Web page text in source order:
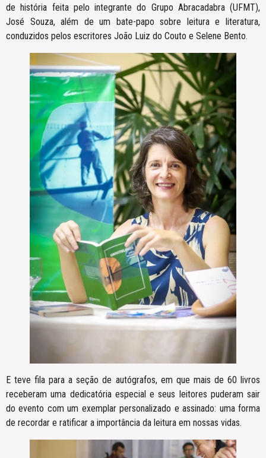
de história feita pelo integrante do Grupo Abracadabra (UFMT),
José Souza, além de um bate-papo sobre leitura e literatura,
conduzidos pelos escritores João Luiz do Couto e Selene Bento.
E teve fila para a seção de autógrafos, em que mais de 60 livros
receberam uma dedicatória especial e seus leitores puderam sair
do evento com um exemplar personalizado e assinado: uma forma
de recordar e ratificar a importância da leitura em nossas vidas.